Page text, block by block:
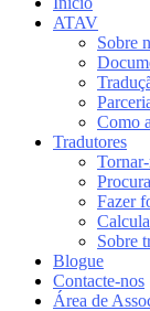
ATAV
Sobre
Como
Tradutores
Fazer
Sobre
Blogue
Contacte-nos
Área de